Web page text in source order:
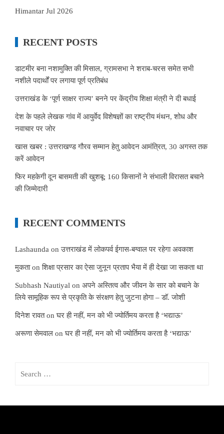
Himantar Jul 2026
RECENT POSTS
डाटमीर बना नशामुक्ति की मिसाल, ग्रामसभा ने शराब-चरस समेत सभी
नशीले पदार्थों पर लगाया पूर्ण प्रतिबंध
उत्तराखंड के ‘पूर्ण साक्षर राज्य’ बनने पर केंद्रीय शिक्षा मंत्री ने दी बधाई
देश के पहले लेखक गांव में आयुर्वेद विशेषज्ञों का राष्ट्रीय मंथन, शोध और
नवाचार पर जोर
खास खबर : उत्तराखण्ड गौरव सम्मान हेतु आवेदन आमंत्रित, 30 अगस्त तक
करें आवेदन
फिर महकेगी दून बासमती की खुशबू: 160 किसानों ने संभाली विरासत बचाने
की जिम्मेदारी
RECENT COMMENTS
Lashaunda onउत्तराखंड में लोकपर्व ईगास-बग्वाल पर रहेगा अवकाश
मुकताonशिक्षा प्रसार का ऐसा जुनून प्रताप भैया में ही देखा जा सकता था
Subhash Nautiyal on अपने अस्तित्व और जीवन के सार को बचाने के
लिये सामूहिक रूप से प्रकृति के संरक्षण हेतु जुटना होगा – डॉ. जोशी
दिनेश रावतonघर ही नहीं, मन को भी ज्योर्तिमय करता है ‘भद्याऊ’
अरूणा सेमवाल onघर ही नहीं, मन को भी ज्योर्तिमय करता है ‘भद्याऊ’